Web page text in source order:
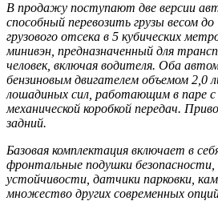
В продажу поступают две версии
способный перевозить грузы весом
грузового отсека в 5 кубических
минивэн, предназначенный для
человек, включая водителя. Оба
бензиновым двигателем объемом
лошадиных сил, работающим в паре
механической коробкой передач.
задний.
Базовая комплектация включает в
фронтальные подушки безопасности,
устойчивости, датчики парковки,
множество других современных